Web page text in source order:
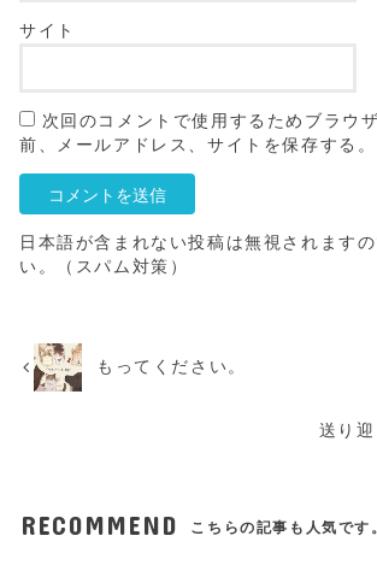
サイト
次回のコメントで使用するためブラウ
前、メールアドレス、サイトを保存する。
日本語が含まれない投稿は無視されます
い。（スパム対策）
もってください。
送り
RECOMMEND こちらの記事も人気です